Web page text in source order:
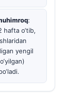
:
hafta o‘tib,
yengil